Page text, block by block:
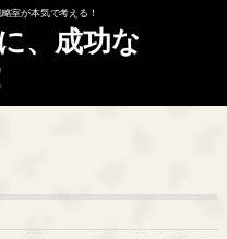
室が本気で考える！
、成功な